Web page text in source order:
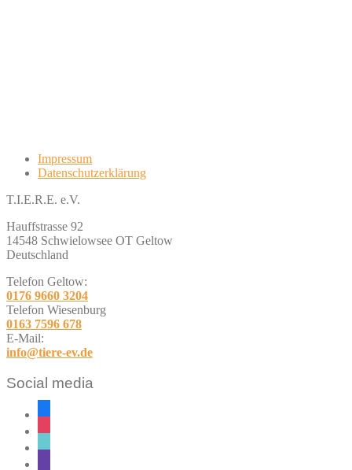
Impressum
Datenschutzerklärung
T.I.E.R.E. e.V.
Hauffstrasse 92
14548 Schwielowsee OT Geltow
Deutschland
Telefon Geltow:
0176 9660 3204
Telefon Wiesenburg
0163 7596 678
E-Mail:
info@tiere-ev.de
Social media